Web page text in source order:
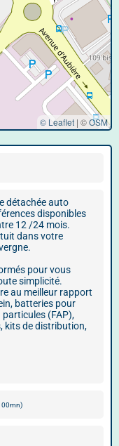
© Leaflet | ©OSM
détachée auto
disponibles
12 /24 mois.
dans votre
pour vous
simplicité.
au meilleur rapport
batteries pour
particules (FAP),
kits de distribution,
00mn)